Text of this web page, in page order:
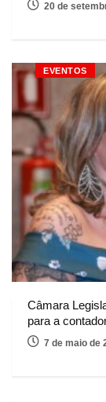
20 de
EVENTOS
Câmara
para a
7 de maio de